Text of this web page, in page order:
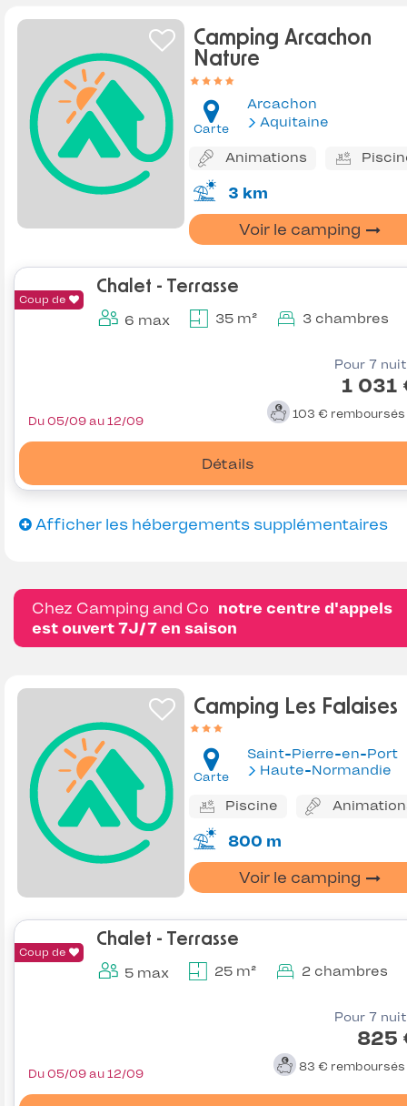
Camping Arcachon
Nature
Carte
Arcachon
Aquitaine
Animations
3 km
Voir le camping
Coup de
Chalet - Terrasse
6 max 35 m² 3 chambres
Pour 7
1 031
103 € remboursés
Détails
Du 05/09 au 12/09
Afficher les hébergements supplémentaires
Chez Camping and Co notre centre d'appels
est ouvert 7J/7 en saison
Camping Les Falaises
Carte
Saint-Pierre-en-Port
Haute-Normandie
Piscine
800 m
Voir le camping
Coup de
Chalet - Terrasse
5 max 25 m² 2 chambres
Pour 7
825
83 € remboursés
Du 05/09 au 12/09